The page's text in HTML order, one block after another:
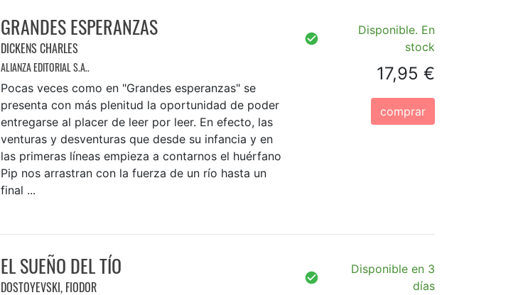
GRANDES ESPERANZAS
DICKENS CHARLES
ALIANZA EDITORIAL S.A..
Pocas veces como en "Grandes esperanzas" se
presenta con más plenitud la oportunidad de poder
entregarse al placer de leer por leer. En efecto, las
venturas y desventuras que desde su infancia y en
las primeras líneas empieza a contarnos el huérfano
Pip nos arrastran con la fuerza de un río hasta un
final ...
Disponible. En
stock
17,95 €
comprar
EL SUEÑO DEL TÍO
DOSTOYEVSKI, FIODOR
Disponible en 3
días